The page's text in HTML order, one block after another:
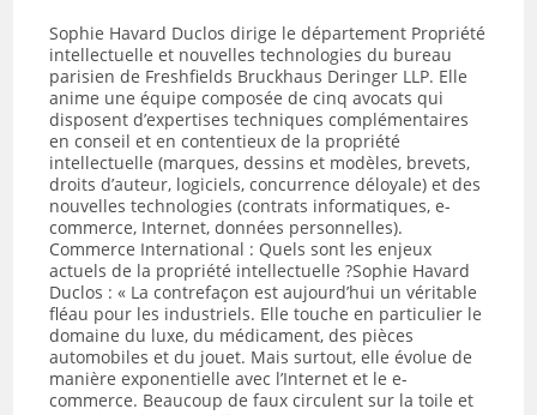
Sophie Havard Duclos dirige le département Propriété
intellectuelle et nouvelles technologies du bureau
parisien de Freshfields Bruckhaus Deringer LLP. Elle
anime une équipe composée de cinq avocats qui
disposent d’expertises techniques complémentaires
en conseil et en contentieux de la propriété
intellectuelle (marques, dessins et modèles, brevets,
droits d’auteur, logiciels, concurrence déloyale) et des
nouvelles technologies (contrats informatiques, e-
commerce, Internet, données personnelles).
Commerce International : Quels sont les enjeux
actuels de la propriété intellectuelle ?Sophie Havard
Duclos : « La contrefaçon est aujourd’hui un véritable
fléau pour les industriels. Elle touche en particulier le
domaine du luxe, du médicament, des pièces
automobiles et du jouet. Mais surtout, elle évolue de
manière exponentielle avec l’Internet et le e-
commerce. Beaucoup de faux circulent sur la toile et